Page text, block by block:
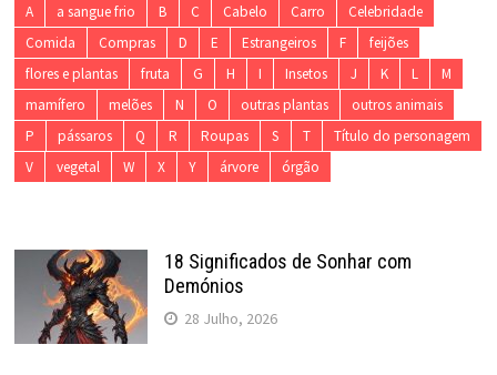
A a sangue frio B C Cabelo Carro
Celebridade
Comida
Compras D E Estrangeiros F
feijões
flores e plantas
fruta G H I Insetos J K L
M
mamífero
melões N O outras plantas
outros animais
P
pássaros Q R Roupas S T
Título do personagem
V
vegetal W X Y árvore órgão
18 Significados de Sonhar com
Demónios
28 Julho, 2026